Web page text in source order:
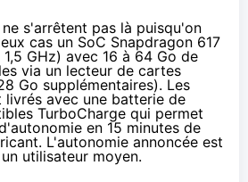
s'arrêtent pas là puisqu'on
cas un SoC Snapdragon 617
GHz) avec 16 à 64 Go de
via un lecteur de cartes
Go supplémentaires). Les
avec une batterie de
TurboCharge qui permet
en 15 minutes de
L'autonomie annoncée est
utilisateur moyen.